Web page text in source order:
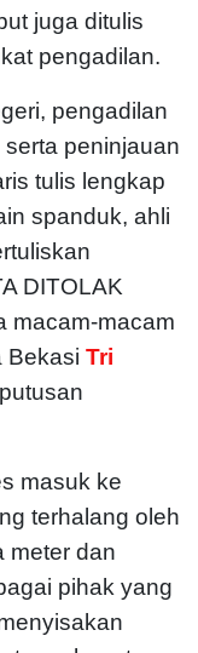
juga ditulis
pengadilan.
pengadilan
peninjauan
tulis lengkap
spanduk, ahli
DITOLAK
macam-macam
Bekasi Tri
masuk ke
terhalang oleh
meter dan
pihak yang